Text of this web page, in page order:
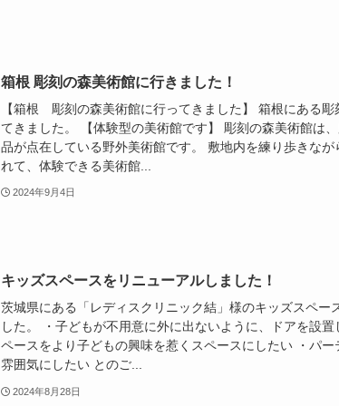
箱根 彫刻の森美術館に行きました！
【箱根 彫刻の森美術館に行ってきました】 箱根にある彫
てきました。 【体験型の美術館です】 彫刻の森美術館は
品が点在している野外美術館です。 敷地内を練り歩きなが
れて、体験できる美術館...
2024年9月4日
キッズスペースをリニューアルしました！
茨城県にある「レディスクリニック結」様のキッズスペー
した。 ・子どもが不用意に外に出ないように、ドアを設置
ペースをより子どもの興味を惹くスペースにしたい ・パ
雰囲気にしたい とのご...
2024年8月28日